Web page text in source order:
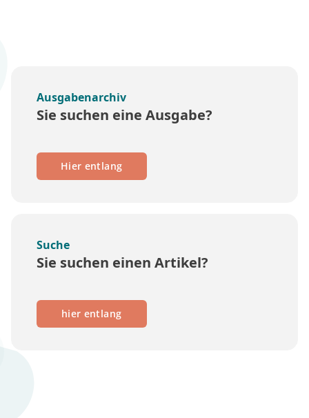
Ausgabenarchiv
Sie suchen eine Ausgabe?
Hier entlang
Suche
Sie suchen einen Artikel?
hier entlang